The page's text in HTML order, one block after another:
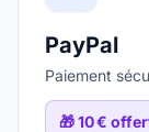
PayPal
Paiement
🎁10 €